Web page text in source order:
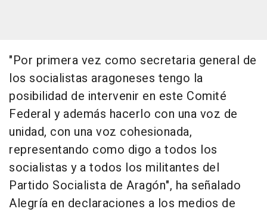
"Por primera vez como secretaria general de
los socialistas aragoneses tengo la
posibilidad de intervenir en este Comité
Federal y además hacerlo con una voz de
unidad, con una voz cohesionada,
representando como digo a todos los
socialistas y a todos los militantes del
Partido Socialista de Aragón", ha señalado
Alegría en declaraciones a los medios de